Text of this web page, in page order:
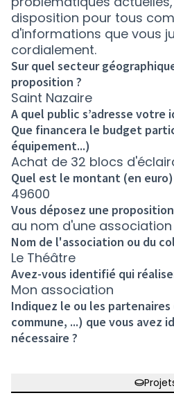
disposition pour tous
d'informations que vous
cordialement.
Sur quel secteur
proposition ?
Saint Nazaire
A quel public s’adresse votre
Que financera le budget
équipement...)
Achat de 32 blocs
Quel est le montant (en
49600
Vous déposez une
au nom d'une association
Nom de l'association ou du
Le Théâtre
Avez-vous identifié qui
Mon association
Indiquez le ou les
commune, ...) que vous avez
nécessaire ?